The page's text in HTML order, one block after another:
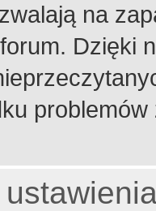
na
Dzięki